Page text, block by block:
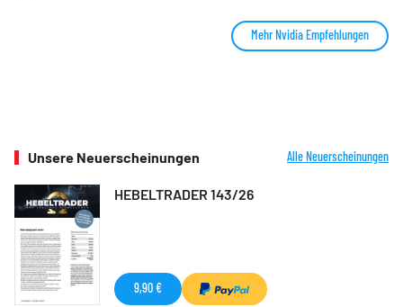
Mehr Nvidia Empfehlungen
Unsere Neuerscheinungen Alle Neuerscheinungen
HEBELTRADER 143/26
9,90 €